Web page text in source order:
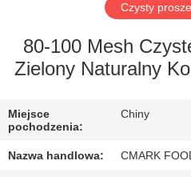
WYCIECZKA
PO
FABRYCE
KONTROLA
Czysty
80-100 Mesh
Zielony Naturalny
Miejsce
pochodzenia:
Chiny
Nazwa handlowa: CMARK